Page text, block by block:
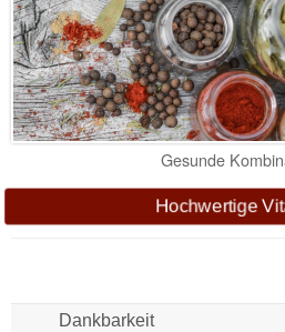
Gesunde
Hochwertige
Dankbarkeit